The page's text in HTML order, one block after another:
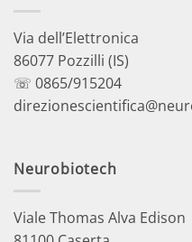
Via dell’Elettronica
86077 Pozzilli (IS)
☏ 0865/915204
Neurobiotech
Viale Thomas Alva Edison